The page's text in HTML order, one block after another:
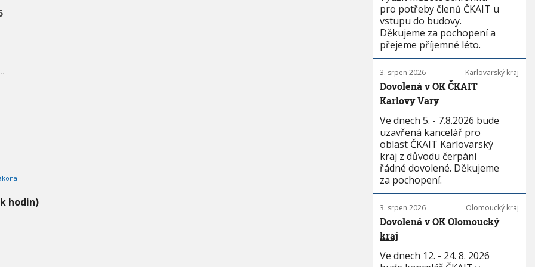
hodin)
pro potřeby členů ČKAIT u
vstupu do budovy.
Děkujeme za pochopení a
přejeme příjemné léto.
3. srpen 2026 Karlovarský kraj
Dovolená v OK ČKAIT
Karlovy Vary
Ve dnech 5. - 7.8.2026 bude
uzavřená kancelář pro
oblast ČKAIT Karlovarský
kraj z důvodu čerpání
řádné dovolené. Děkujeme
za pochopení.
3. srpen 2026 Olomoucký kraj
Dovolená v OK Olomoucký
kraj
Ve dnech 12. - 24. 8. 2026